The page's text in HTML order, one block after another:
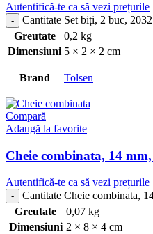
Autentifică-te ca să vezi prețurile
Cantitate Set biți, 2 buc,
Greutate
0,2 kg
Dimensiuni 5 × 2 × 2 cm
Brand Tolsen
Compară
Adaugă la favorite
Cheie combinata, 14
Autentifică-te ca să vezi prețurile
Cantitate Cheie combinata,
Greutate
0,07 kg
Dimensiuni 2 × 8 × 4 cm